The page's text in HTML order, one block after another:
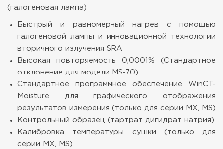
(галогеновая лампа)
Быстрый и равномерный нагрев с помощью
галогеновой лампы и инновационной технологии
вторичного излучения SRA
Высокая повторяемость 0,0001% (Стандартное
отклонение для модели MS-70)
Стандартное программное обеспечение WinCT-
Moisture для графического отображения
результатов измерения (только для серии MX, MS)
Контрольный образец (тартрат дигидрат натрия)
Калибровка температуры сушки (только для
серии MX, MS)